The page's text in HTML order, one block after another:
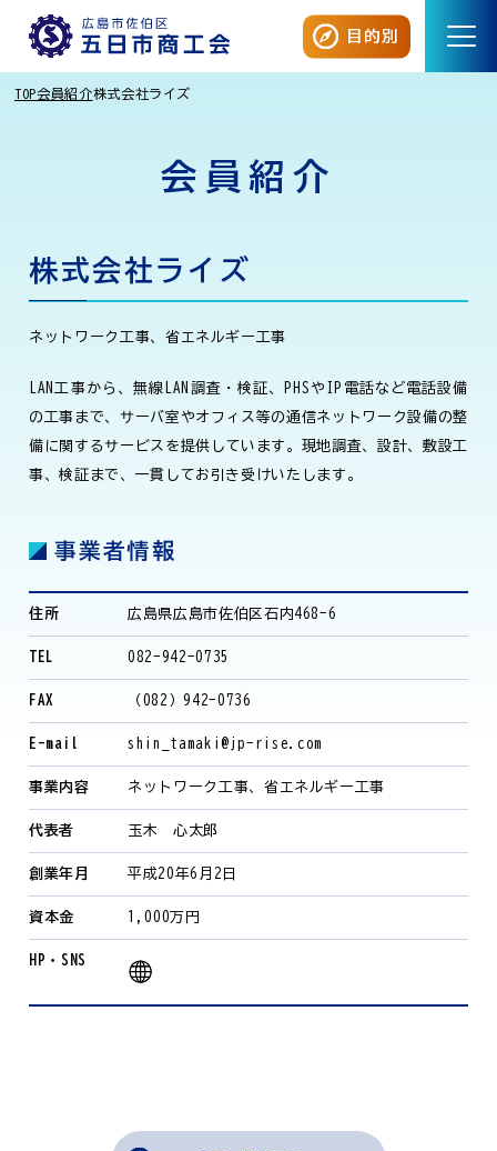
目的別
TOP会員紹介株式会社ライズ
会員紹介
株式会社ライズ
ネットワーク工事、省エネルギー工事
LAN工事から、無線LAN調査・検証、PHSやIP電話など電話設備
の工事まで、サーバ室やオフィス等の通信ネットワーク設備の整
備に関するサービスを提供しています。現地調査、設計、敷設工
事、検証まで、一貫してお引き受けいたします。
事業者情報
住所 広島県広島市佐伯区石内468-6
TEL 082-942-0735
FAX （082）942-0736
E-mail shin_tamaki@jp-rise.com
事業内容 ネットワーク工事、省エネルギー工事
代表者 玉木 心太郎
創業年月 平成20年6月2日
資本金 1,000万円
HP・SNS